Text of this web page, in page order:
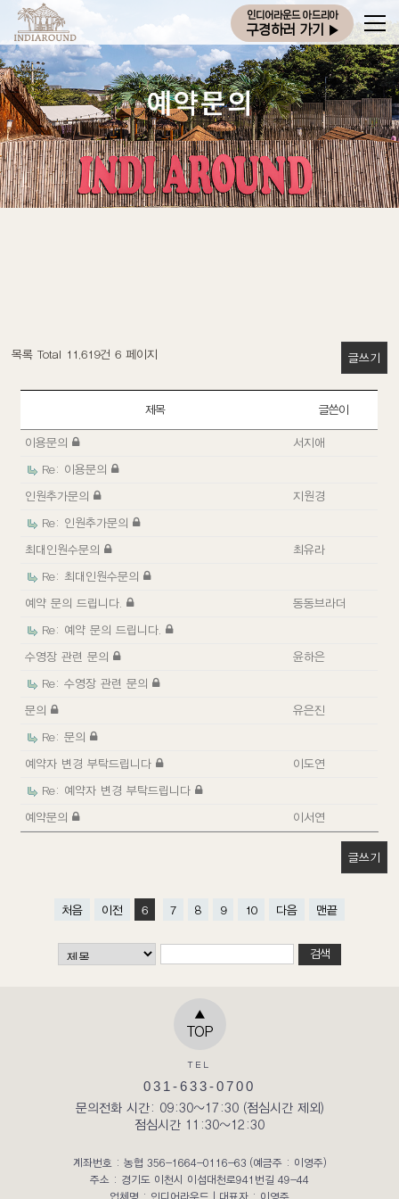
인디어라운드 아드리아
구경하러 가기 ▶
목록 Total 11,619건 6 페이지 글쓰기
제목 글쓴이
이용문의
서지애
Re: 이용문의
인원추가문의
지원경
Re: 인원추가문의
최대인원수문의
최유라
Re: 최대인원수문의
예약 문의 드립니다.
동동브라더
Re: 예약 문의 드립니다.
수영장 관련 문의
윤하은
Re: 수영장 관련 문의
문의
유은진
Re: 문의
예약자 변경 부탁드립니다
이도연
Re: 예약자 변경 부탁드립니다
예약문의
이서연
글쓰기
처음 이전 6 7 8 9 10 다음 맨끝
▲
TOP
TEL
031-633-0700
문의전화 시간: 09:30~17:30 (점심시간 제외)
점심시간 11:30~12:30
계좌번호 : 농협 356-1664-0116-63 (예금주 : 이영주)
주소 : 경기도 이천시 이섭대천로941번길 49-44
업체명 : 인디어라운드
대표자 : 이영주